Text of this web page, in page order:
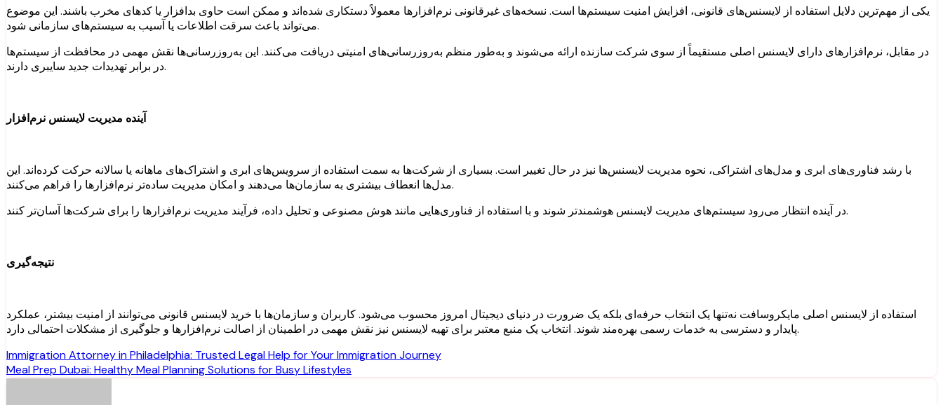
یکی از مهم‌ترین دلایل استفاده از لایسنس‌های قانونی، افزایش امنیت سیستم‌ها است. نسخه‌های غیرقانونی نرم‌افزارها معمولاً دستکاری شده‌اند و ممکن است حاوی بدافزار یا کدهای مخرب باشند. این موضوع
می‌تواند باعث سرقت اطلاعات یا آسیب به سیستم‌های سازمانی شود.
در مقابل، نرم‌افزارهای دارای لایسنس اصلی مستقیماً از سوی شرکت سازنده ارائه می‌شوند و به‌طور منظم به‌روزرسانی‌های امنیتی دریافت می‌کنند. این به‌روزرسانی‌ها نقش مهمی در محافظت از سیستم‌ها
در برابر تهدیدات جدید سایبری دارند.
آینده مدیریت لایسنس نرم‌افزار
با رشد فناوری‌های ابری و مدل‌های اشتراکی، نحوه مدیریت لایسنس‌ها نیز در حال تغییر است. بسیاری از شرکت‌ها به سمت استفاده از سرویس‌های ابری و اشتراک‌های ماهانه یا سالانه حرکت کرده‌اند. این
مدل‌ها انعطاف بیشتری به سازمان‌ها می‌دهند و امکان مدیریت ساده‌تر نرم‌افزارها را فراهم می‌کنند.
در آینده انتظار می‌رود سیستم‌های مدیریت لایسنس هوشمندتر شوند و با استفاده از فناوری‌هایی مانند هوش مصنوعی و تحلیل داده، فرآیند مدیریت نرم‌افزارها را برای شرکت‌ها آسان‌تر کنند.
نتیجه‌گیری
استفاده از لایسنس اصلی مایکروسافت نه‌تنها یک انتخاب حرفه‌ای بلکه یک ضرورت در دنیای دیجیتال امروز محسوب می‌شود. کاربران و سازمان‌ها با خرید لایسنس قانونی می‌توانند از امنیت بیشتر، عملکرد
پایدار و دسترسی به خدمات رسمی بهره‌مند شوند. انتخاب یک منبع معتبر برای تهیه لایسنس نیز نقش مهمی در اطمینان از اصالت نرم‌افزارها و جلوگیری از مشکلات احتمالی دارد.
Post
navigation
Immigration Attorney in Philadelphia: Trusted Legal Help for Your Immigration Journey
Meal Prep Dubai: Healthy Meal Planning Solutions for Busy Lifestyles